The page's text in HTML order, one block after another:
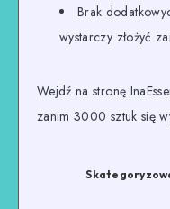
Brak
wystarczy złożyć
Wejdź na stronę
zanim 3000 sztuk się